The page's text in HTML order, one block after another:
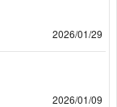
2026/01/29
2026/01/09